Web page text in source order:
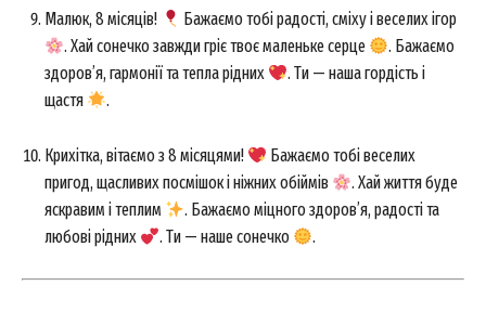
Малюк, 8 місяців!
Бажаємо тобі радості, сміху і веселих ігор
. Хай сонечко завжди гріє твоє маленьке серце
. Бажаємо
здоров’я, гармонії та тепла рідних
. Ти — наша гордість і
щастя
.
Крихітка, вітаємо з 8 місяцями!
Бажаємо тобі веселих
пригод, щасливих посмішок і ніжних обіймів
. Хай життя буде
яскравим і теплим
. Бажаємо міцного здоров’я, радості та
любові рідних
. Ти — наше сонечко .